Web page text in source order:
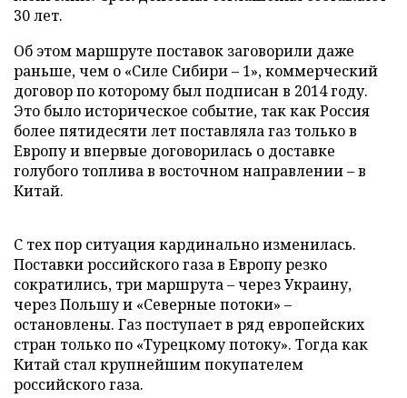
30 лет.
Об этом маршруте поставок заговорили даже
раньше, чем о «Силе Сибири – 1», коммерческий
договор по которому был подписан в 2014 году.
Это было историческое событие, так как Россия
более пятидесяти лет поставляла газ только в
Европу и впервые договорилась о доставке
голубого топлива в восточном направлении – в
Китай.
С тех пор ситуация кардинально изменилась.
Поставки российского газа в Европу резко
сократились, три маршрута – через Украину,
через Польшу и «Северные потоки» –
остановлены. Газ поступает в ряд европейских
стран только по «Турецкому потоку». Тогда как
Китай стал крупнейшим покупателем
российского газа.